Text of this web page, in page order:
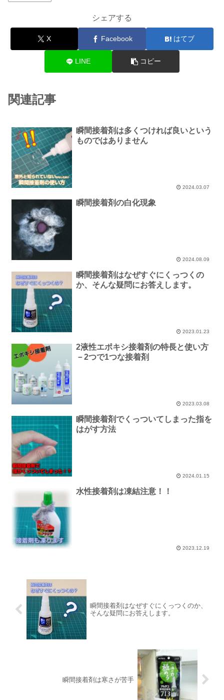
シェアする
X Facebook はてブ
LINE コピー
関連記事
瞬間接着剤は多くつければ良いという
ものではありません
2024.03.07
瞬間接着剤の白化現象
2024.08.09
瞬間接着剤はなぜすぐにくっつくの
か、そんな疑問にお答えします。
2023.01.23
2液性エポキシ接着剤の特長と使い方
－2つで1つな接着剤
2023.03.08
瞬間接着剤でくっついてしまった指を
はがす方法
2024.01.15
水性接着剤は凍結注意！！
2023.12.19
瞬間接着剤はなぜすぐにくっつくのか、
そんな疑問にお答えします。
瞬間接着剤は寒さが苦手